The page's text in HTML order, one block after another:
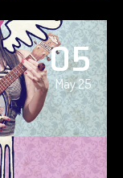
05
May 25